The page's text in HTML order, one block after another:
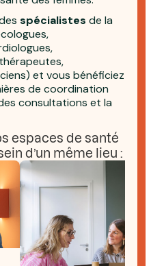
spécialistes de la
et vous bénéficiez
de coordination
consultations et la
espaces de santé
d’un même lieu :